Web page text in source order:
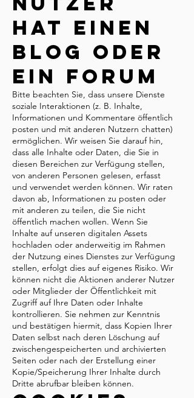
hat einen
Blog oder
ein Forum
Bitte beachten Sie, dass unsere Dienste
soziale Interaktionen (z. B. Inhalte,
Informationen und Kommentare öffentlich
posten und mit anderen Nutzern chatten)
ermöglichen. Wir weisen Sie darauf hin,
dass alle Inhalte oder Daten, die Sie in
diesen Bereichen zur Verfügung stellen,
von anderen Personen gelesen, erfasst
und verwendet werden können. Wir raten
davon ab, Informationen zu posten oder
mit anderen zu teilen, die Sie nicht
öffentlich machen wollen. Wenn Sie
Inhalte auf unseren digitalen Assets
hochladen oder anderweitig im Rahmen
der Nutzung eines Dienstes zur Verfügung
stellen, erfolgt dies auf eigenes Risiko. Wir
können nicht die Aktionen anderer Nutzer
oder Mitglieder der Öffentlichkeit mit
Zugriff auf Ihre Daten oder Inhalte
kontrollieren. Sie nehmen zur Kenntnis
und bestätigen hiermit, dass Kopien Ihrer
Daten selbst nach deren Löschung auf
zwischengespeicherten und archivierten
Seiten oder nach der Erstellung einer
Kopie/Speicherung Ihrer Inhalte durch
Dritte abrufbar bleiben können.